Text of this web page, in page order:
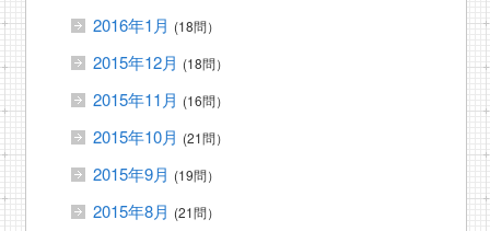
2016年1月 (18問）
2015年12月 (18問）
2015年11月 (16問）
2015年10月 (21問）
2015年9月 (19問）
2015年8月 (21問）